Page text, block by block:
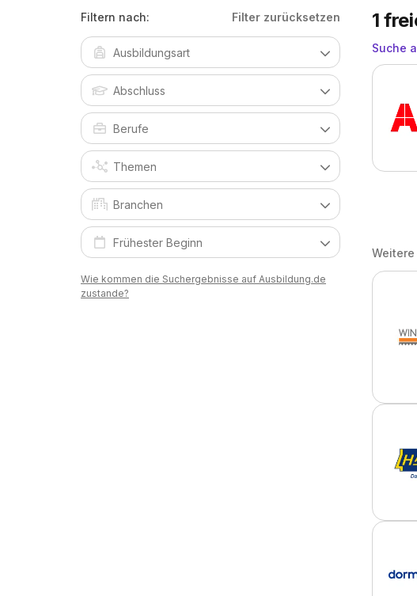
Filtern nach: Filter zurücksetzen
Wie kommen die Suchergebnisse auf Ausbildung.de
zustande?
1
Suche